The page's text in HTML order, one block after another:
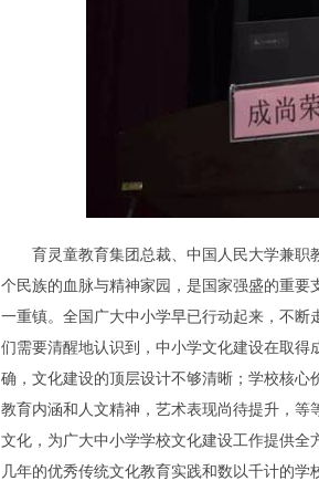
育灵童教育集团总裁、中国人民大学兼职
个民族的血脉与精神家园，是国家强盛的重
一重镇。全国广大中小学早已行动起来，不
们需要清醒地认识到，中小学文化建设在取
确，文化建设的顶层设计不够清晰；学校核心
教育内涵和人文精神，艺术表现尚待提升，
文化，为广大中小学学校文化建设工作提供
几年的优秀传统文化教育实践和数以千计的